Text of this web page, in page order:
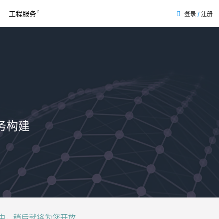
工程服务 登录 / 注册
构建